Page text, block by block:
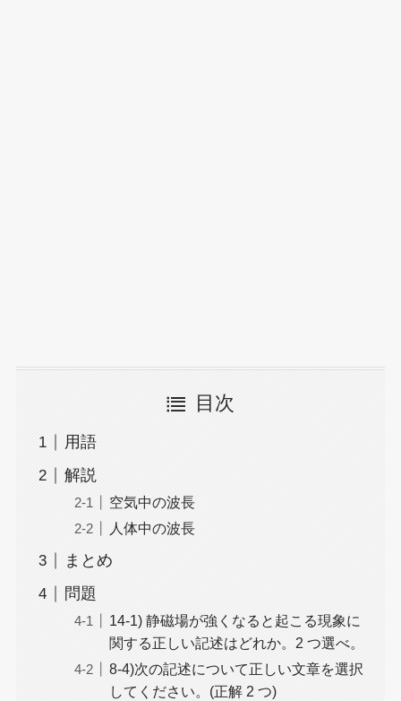
目次
用語
解説
空気中の波長
人体中の波長
まとめ
問題
14-1) 静磁場が強くなると起こる現象に
関する正しい記述はどれか。2 つ選べ。
8-4)次の記述について正しい文章を選択
してください。(正解 2 つ)